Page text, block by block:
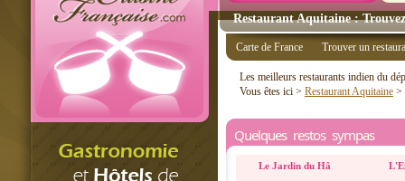
Restaurant Aquitaine :
Carte de France Trouver un
Les meilleurs restaurants indien du
Vous êtes ici > Restaurant Aquitaine >
Quelques restos sympas
Le Jardin du Hâ